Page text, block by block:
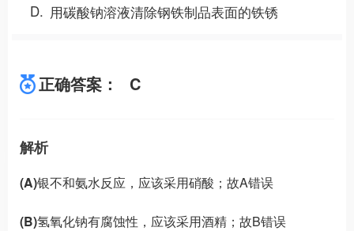
D 用碳酸钠溶液清除钢铁制品表面的铁锈
正确答案： C
解析
(A)银不和氨水反应，应该采用硝酸；故A错误
(B)氢氧化钠有腐蚀性，应该采用酒精；故B错误